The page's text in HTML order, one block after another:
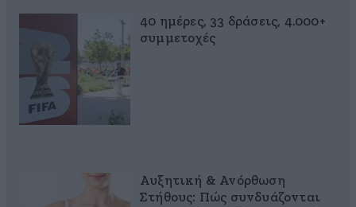
40 ημέρες, 33 δράσεις, 4.000+
συμμετοχές
Αυξητική & Ανόρθωση
Στήθους: Πώς συνδυάζονται